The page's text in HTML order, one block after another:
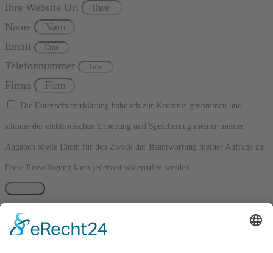
Ihre Website Url
Name
Email
Telefonnummer
Firma
Die Datenschutzerklärung habe ich zur Kenntnis genommen und
stimme der elektronischen Erhebung und Speicherung meiner meiner
Angaben sowie Daten für den Zweck der Beantwortung meiner Anfrage zu.
Diese Einwilligung kann jederzeit widerrufen werden.
Los geht's...